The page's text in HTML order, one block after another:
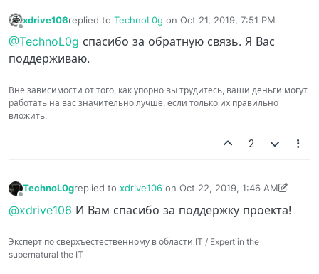
xdrive106replied to TechnoL0g on Oct 21, 2019, 7:51 PM
last edited by
@TechnoL0g спасибо за обратную связь. Я Вас
поддерживаю.
Вне зависимости от того, как упорно вы трудитесь, ваши деньги могут
работать на вас значительно лучше, если только их правильно
вложить.
2
TechnoL0greplied to xdrive106 on Oct 22, 2019, 1:46 AM
last edited by TechnoL0gOct 22, 2019, 2:08 AM
@xdrive106 И Вам спасибо за поддержку проекта!
Эксперт по сверхъестественному в области IT / Expert in the
supernatural the IT